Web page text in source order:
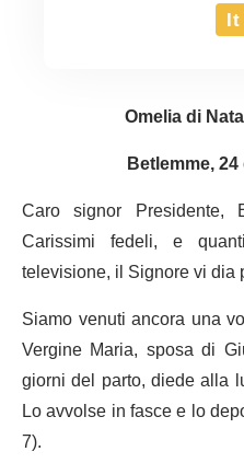
It
Omelia di
Betlemme,
Caro signor Presidente,
Carissimi fedeli, e
televisione, il Signore vi dia
Siamo venuti ancora una
Vergine Maria, sposa di
giorni del parto, diede alla
Lo avvolse in fasce e lo
7).